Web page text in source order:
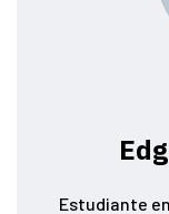
Estudiante